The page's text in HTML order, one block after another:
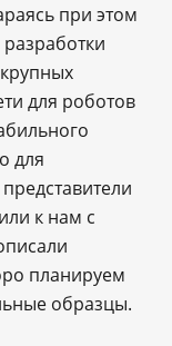
при этом
для роботов
для
к нам с
планируем
образцы.